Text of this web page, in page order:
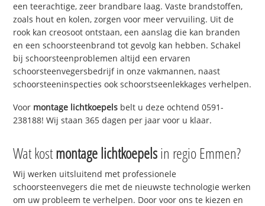
een teerachtige, zeer brandbare laag. Vaste brandstoffen,
zoals hout en kolen, zorgen voor meer vervuiling. Uit de
rook kan creosoot ontstaan, een aanslag die kan branden
en een schoorsteenbrand tot gevolg kan hebben. Schakel
bij schoorsteenproblemen altijd een ervaren
schoorsteenvegersbedrijf in onze vakmannen, naast
schoorsteeninspecties ook schoorstseenlekkages verhelpen.
Voor montage lichtkoepels belt u deze ochtend 0591-
238188! Wij staan 365 dagen per jaar voor u klaar.
Wat kostmontage lichtkoepelsin regio Emmen?
Wij werken uitsluitend met professionele
schoorsteenvegers die met de nieuwste technologie werken
om uw probleem te verhelpen. Door voor ons te kiezen en